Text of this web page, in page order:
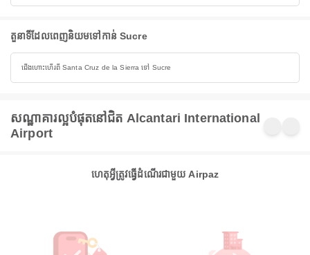
តួនាទីដែលពេញនិយមទៅកាន់ Sucre
ជើងហោះហើរពី Santa Cruz de la Sierra ទៅ Sucre
សណ្ឋាគារល្អបំផុតនៅជិត Alcantari International
Airport
ហេតុអ្វីត្រូវធ្វើដំណើរជាមួយ Airpaz